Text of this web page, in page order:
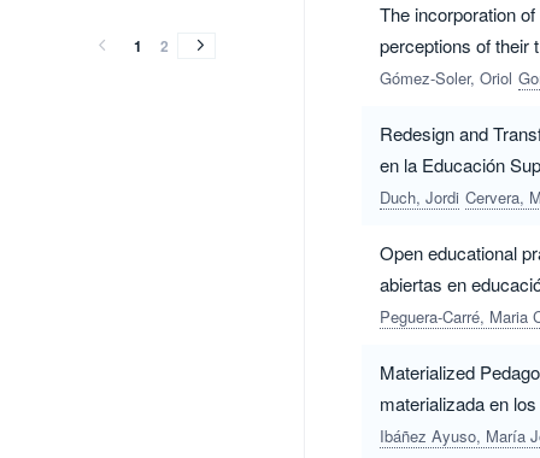
1 2
The incorporation
perceptions of their
cualitativo sobre
Gómez-Soler, Oriol
Redesign and
en la Educación
Duch, Jordi Cervera,
Open educational
abiertas en
Peguera-Carré, Maria
Materialized
materializada en
Ibáñez Ayuso, María